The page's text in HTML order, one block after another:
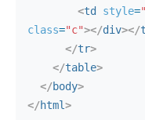
<td style=
class="c"></div></
</tr>
</table>
</body>
</html>